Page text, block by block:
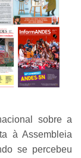
sobre a
à Assembleia
se percebeu